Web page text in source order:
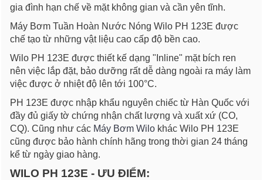
gia đình hạn chế về mặt không gian và cần yên tĩnh.
Máy Bơm Tuần Hoàn Nước Nóng Wilo PH 123E được
chế tạo từ những vật liệu cao cấp độ bền cao.
Wilo PH 123E được thiết kế dạng "Inline" mặt bích ren
nên việc lắp đặt, bảo dưỡng rất dễ dàng ngoài ra máy làm
việc được ở nhiệt độ lên tới 100°C.
PH 123E được nhập khẩu nguyên chiếc từ Hàn Quốc với
đầy đủ giấy tờ chứng nhận chất lượng và xuất xứ (CO,
CQ). Cũng như các Máy Bơm Wilo khác Wilo PH 123E
cũng được bảo hành chính hãng trong thời gian 24 tháng
kể từ ngày giao hàng.
WILO PH 123E - ƯU ĐIỂM: